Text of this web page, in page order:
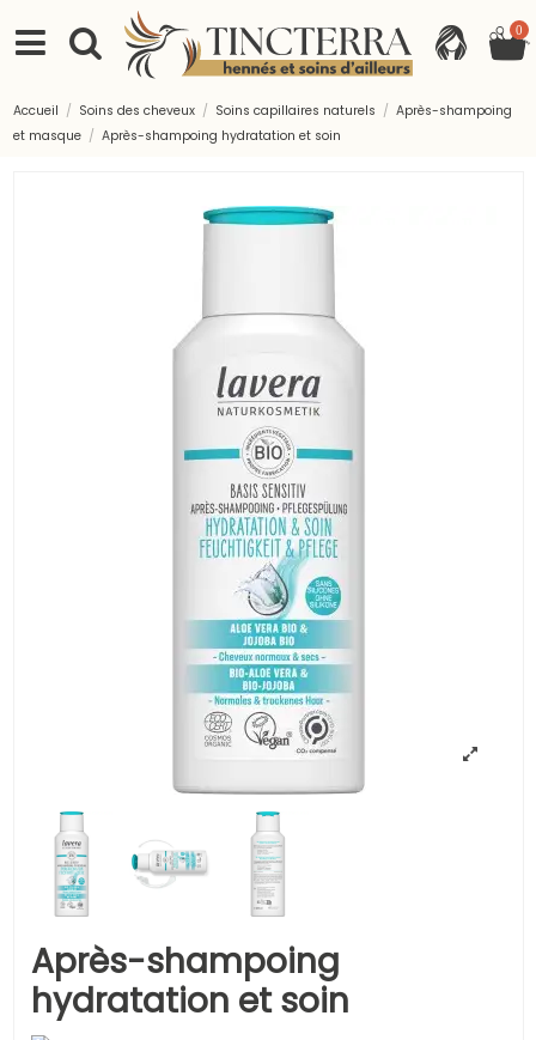
0
Accueil Soins des cheveux Soins capillaires naturels
Après-shampoing
et masque
Après-shampoing hydratation et soin
Après-shampoing
hydratation et soin